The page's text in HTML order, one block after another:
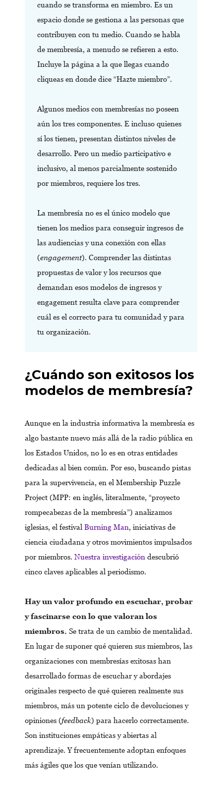
cuando se transforma en miembro. Es un
espacio donde se gestiona a las personas que
contribuyen con tu medio. Cuando se habla
de membresía, a menudo se refieren a esto.
Incluye la página a la que llegas cuando
cliqueas en donde dice “Hazte miembro”.
Algunos medios con membresías no poseen
aún los tres componentes. E incluso quienes
sí los tienen, presentan distintos niveles de
desarrollo. Pero un medio participativo e
inclusivo, al menos parcialmente sostenido
por miembros, requiere los tres.
La membresía no es el único modelo que
tienen los medios para conseguir ingresos de
las audiencias y una conexión con ellas
(engagement). Comprender las distintas
propuestas de valor y los recursos que
demandan esos modelos de ingresos y
engagement resulta clave para comprender
cuál es el correcto para tu comunidad y para
tu organización.
¿Cuándo son exitosos los
modelos de membresía?
Aunque en la industria informativa la membresía es
algo bastante nuevo más allá de la radio pública en
los Estados Unidos, no lo es en otras entidades
dedicadas al bien común. Por eso, buscando pistas
para la supervivencia, en el Membership Puzzle
Project (MPP: en inglés, literalmente, “proyecto
rompecabezas de la membresía”) analizamos
iglesias, el festival Burning Man, iniciativas de
ciencia ciudadana y otros movimientos impulsados
por miembros. Nuestra investigación descubrió
cinco claves aplicables al periodismo.
Hay un valor profundo en escuchar, probar
y fascinarse con lo que valoran los
miembros. Se trata de un cambio de mentalidad.
En lugar de suponer qué quieren sus miembros, las
organizaciones con membresías exitosas han
desarrollado formas de escuchar y abordajes
originales respecto de qué quieren realmente sus
miembros, más un potente ciclo de devoluciones y
opiniones (feedback) para hacerlo correctamente.
Son instituciones empáticas y abiertas al
aprendizaje. Y frecuentemente adoptan enfoques
más ágiles que los que venían utilizando.